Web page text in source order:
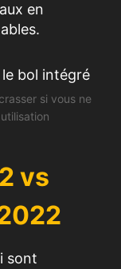
en
si vous ne
vs
sont